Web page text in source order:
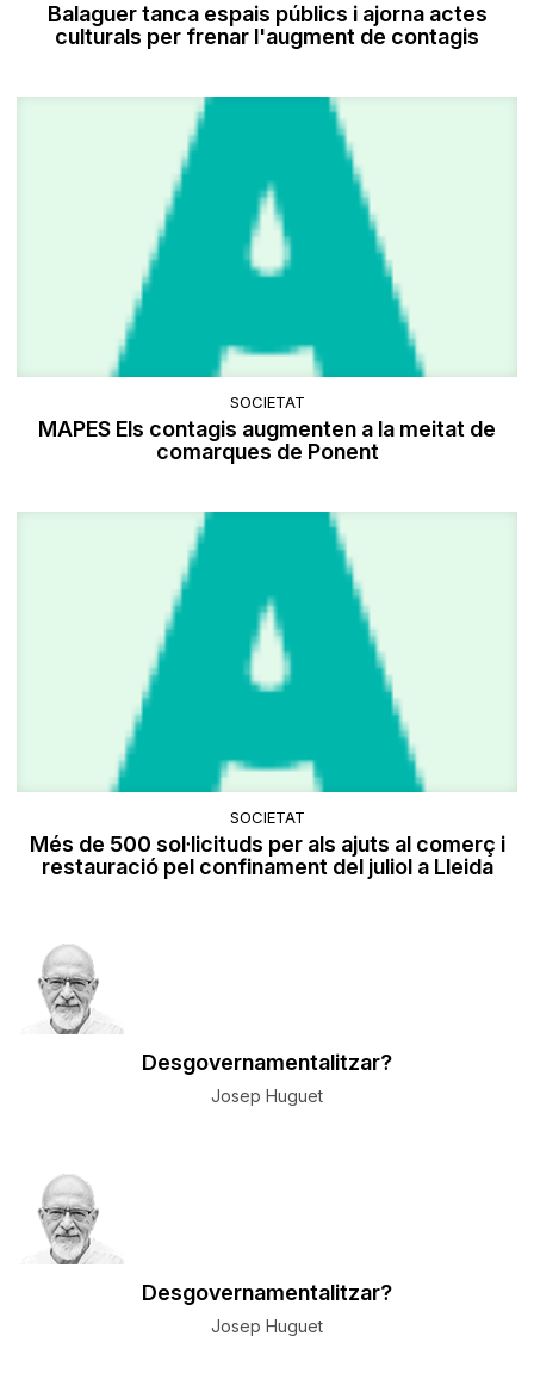
Balaguer tanca espais públics i ajorna actes
culturals per frenar l'augment de contagis
SOCIETAT
MAPES Els contagis augmenten a la meitat de
comarques de Ponent
SOCIETAT
Més de 500 sol·licituds per als ajuts al comerç i
restauració pel confinament del juliol a Lleida
Desgovernamentalitzar?
Josep Huguet
Desgovernamentalitzar?
Josep Huguet